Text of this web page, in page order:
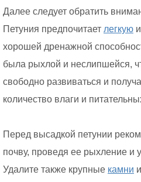
Далее следует обратить
Петуния предпочитает легкую
хорошей дренажной
была рыхлой и неслипшейся,
свободно развиваться и
количество влаги и
Перед высадкой петунии
почву, проведя ее рыхление и
Удалите также крупные камни